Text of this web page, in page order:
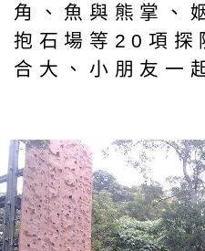
角、魚與熊掌、
抱石場等20項探
合大、小朋友一